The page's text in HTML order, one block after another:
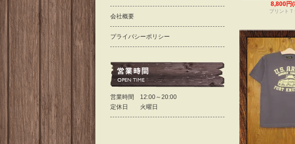
8,800円(
プリントＴ
会社概要
プライバシーポリシー
営業時間 12:00～20:00
定休日 火曜日